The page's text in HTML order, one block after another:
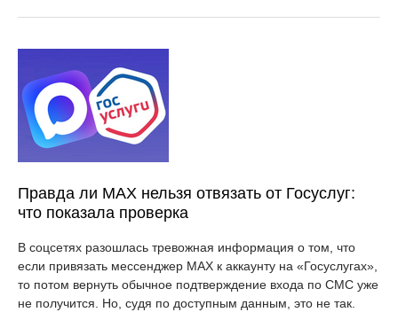
Правда ли MAX нельзя отвязать от Госуслуг:
что показала проверка
В соцсетях разошлась тревожная информация о том, что
если привязать мессенджер MAX к аккаунту на «Госуслугах»,
то потом вернуть обычное подтверждение входа по СМС уже
не получится. Но, судя по доступным данным, это не так.